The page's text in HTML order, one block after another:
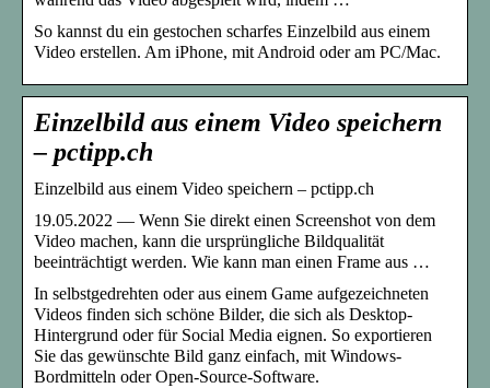
So kannst du ein gestochen scharfes Einzelbild aus einem
Video erstellen. Am iPhone, mit Android oder am PC/Mac.
Einzelbild aus einem Video speichern
– pctipp.ch
Einzelbild aus einem Video speichern – pctipp.ch
19.05.2022 — Wenn Sie direkt einen Screenshot von dem
Video machen, kann die ursprüngliche Bildqualität
beeinträchtigt werden. Wie kann man einen Frame aus …
In selbstgedrehten oder aus einem Game aufgezeichneten
Videos finden sich schöne Bilder, die sich als Desktop-
Hintergrund oder für Social Media eignen. So exportieren
Sie das gewünschte Bild ganz einfach, mit Windows-
Bordmitteln oder Open-Source-Software.